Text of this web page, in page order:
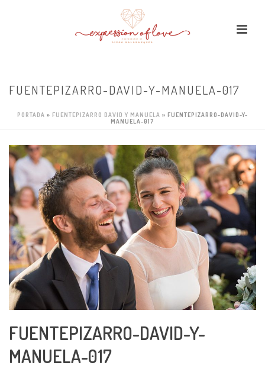
FUENTEPIZARRO-DAVID-Y-MANUELA-017
PORTADA » FUENTEPIZARRO DAVID Y MANUELA » FUENTEPIZARRO-DAVID-Y-
MANUELA-017
FUENTEPIZARRO-DAVID-Y-
MANUELA-017